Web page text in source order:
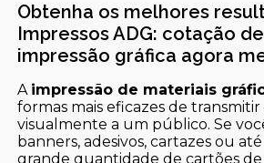
Obtenha os melhores
Impressos ADG: cotação
impressão gráfica agora
A impressão de materiais
formas mais eficazes de
visualmente a um público. Se
banners, adesivos, cartazes ou
grande quantidade de cartões de